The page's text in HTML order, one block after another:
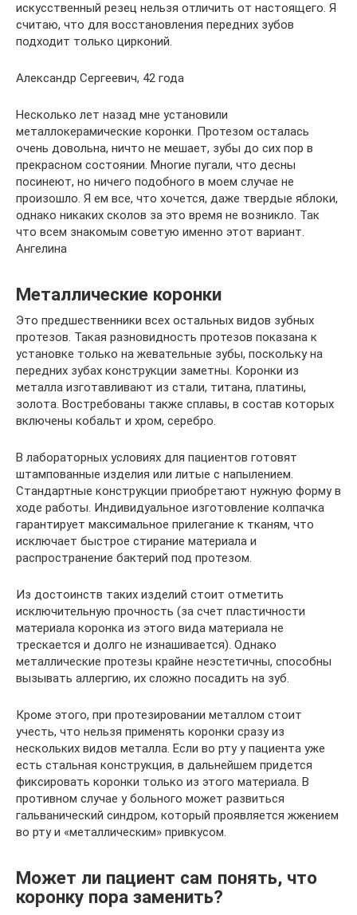
искусственный резец нельзя отличить от настоящего. Я
считаю, что для восстановления передних зубов
подходит только цирконий.
Александр Сергеевич, 42 года
Несколько лет назад мне установили
металлокерамические коронки. Протезом осталась
очень довольна, ничто не мешает, зубы до сих пор в
прекрасном состоянии. Многие пугали, что десны
посинеют, но ничего подобного в моем случае не
произошло. Я ем все, что хочется, даже твердые яблоки,
однако никаких сколов за это время не возникло. Так
что всем знакомым советую именно этот вариант.
Ангелина
Металлические коронки
Это предшественники всех остальных видов зубных
протезов. Такая разновидность протезов показана к
установке только на жевательные зубы, поскольку на
передних зубах конструкции заметны. Коронки из
металла изготавливают из стали, титана, платины,
золота. Востребованы также сплавы, в состав которых
включены кобальт и хром, серебро.
В лабораторных условиях для пациентов готовят
штампованные изделия или литые с напылением.
Стандартные конструкции приобретают нужную форму в
ходе работы. Индивидуальное изготовление колпачка
гарантирует максимальное прилегание к тканям, что
исключает быстрое стирание материала и
распространение бактерий под протезом.
Из достоинств таких изделий стоит отметить
исключительную прочность (за счет пластичности
материала коронка из этого вида материала не
трескается и долго не изнашивается). Однако
металлические протезы крайне неэстетичны, способны
вызывать аллергию, их сложно посадить на зуб.
Кроме этого, при протезировании металлом стоит
учесть, что нельзя применять коронки сразу из
нескольких видов металла. Если во рту у пациента уже
есть стальная конструкция, в дальнейшем придется
фиксировать коронки только из этого материала. В
противном случае у больного может развиться
гальванический синдром, который проявляется жжением
во рту и «металлическим» привкусом.
Может ли пациент сам понять, что
коронку пора заменить?